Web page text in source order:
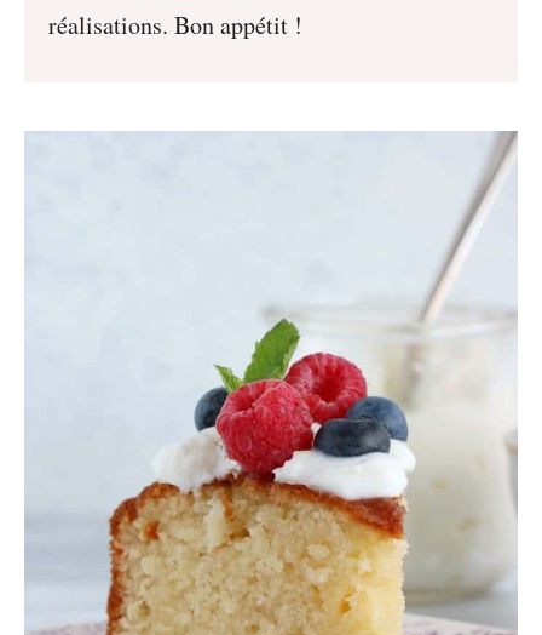
réalisations. Bon appétit !